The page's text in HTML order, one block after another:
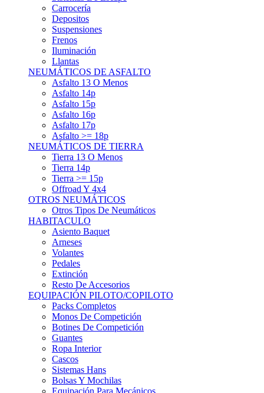
Tierra 14p
Tierra >= 15p
Offroad Y 4x4
OTROS NEUMÁTICOS
Otros Tipos De Neumáticos
HABITACULO
Asiento Baquet
Arneses
Volantes
Pedales
Extinción
Resto De Accesorios
EQUIPACIÓN PILOTO/COPILOTO
Packs Completos
Monos De Competición
Botines De Competición
Guantes
Ropa Interior
Cascos
Sistemas Hans
Bolsas Y Mochilas
Equipación Para Mecánicos
ANUNCIOS DE COMPRA
Compra De Piezas
Compra De Neumáticos
Compra De Accesorios De Habitáculo
Compra De Equipación
VEHÍCULOS CLÁSICOS
VEHÍCULOS CLÁSICOS
Clásicos De Calle
Clásicos De Competición
Motores
Cajas De Cambio
Carrocería
Suspensiones
Habitáculo
Llantas